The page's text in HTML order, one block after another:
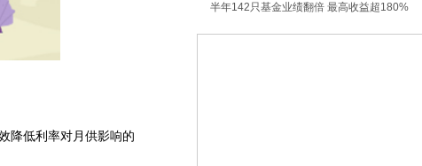
降低利率对月供影响的
港元 同比增加190.34% 7月2日复牌_焦点简讯
半年142只基金业绩翻倍 最高收益超180%